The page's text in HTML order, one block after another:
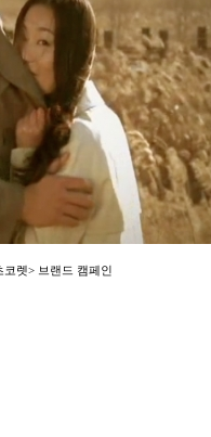
렛> 브랜드 캠페인